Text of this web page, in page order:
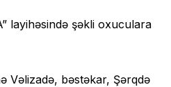
layihəsində şəkli oxuculara
Vəlizadə, bəstəkar, Şərqdə